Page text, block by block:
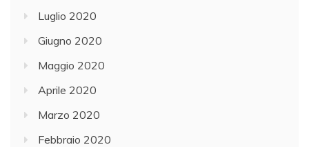
Luglio 2020
Giugno 2020
Maggio 2020
Aprile 2020
Marzo 2020
Febbraio 2020